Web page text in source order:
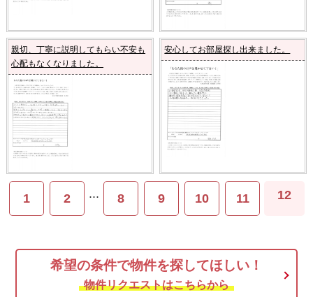
親切、丁寧に説明してもらい不安も
心配もなくなりました。
安心してお部屋探し出来ました。
1 2 ... 8 9 10 11 12
希望の条件で物件を探してほしい！
物件リクエストはこちらから